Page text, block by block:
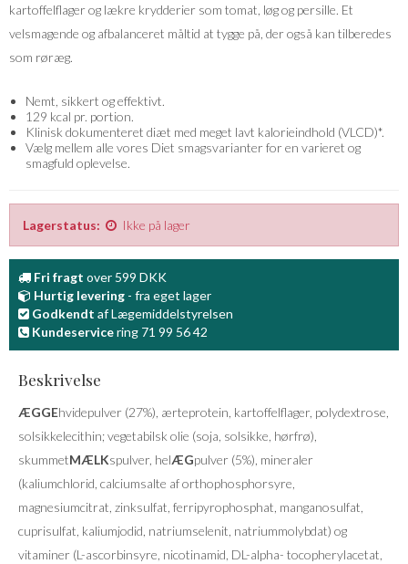
kartoffelflager og lækre krydderier som tomat, løg og persille. Et
velsmagende og afbalanceret måltid at tygge på, der også kan tilberedes
som røræg.
Nemt, sikkert og effektivt.
129 kcal pr. portion.
Klinisk dokumenteret diæt med meget lavt kalorieindhold (VLCD)*.
Vælg mellem alle vores Diet smagsvarianter for en varieret og
smagfuld oplevelse.
Lagerstatus: Ikke på lager
Fri fragt over 599 DKK
Hurtig levering - fra eget lager
Godkendt af Lægemiddelstyrelsen
Kundeservicering 71 99 56 42
Beskrivelse
ÆGGEhvidepulver (27%), ærteprotein, kartoffelflager, polydextrose,
solsikkelecithin; vegetabilsk olie (soja, solsikke, hørfrø),
skummetMÆLKspulver, helÆGpulver (5%), mineraler
(kaliumchlorid, calciumsalte af orthophosphorsyre,
magnesiumcitrat, zinksulfat, ferripyrophosphat, manganosulfat,
cuprisulfat, kaliumjodid, natriumselenit, natriummolybdat) og
vitaminer (L-ascorbinsyre, nicotinamid, DL-alpha- tocopherylacetat,